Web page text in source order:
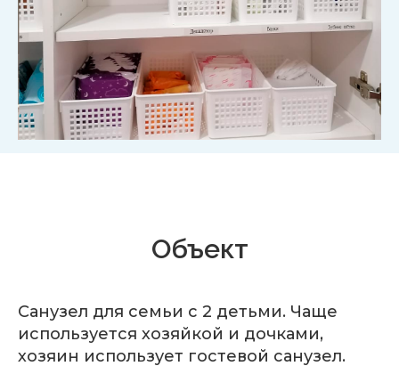
Объект
Санузел для семьи с 2 детьми. Чаще
используется хозяйкой и дочками,
хозяин использует гостевой санузел.